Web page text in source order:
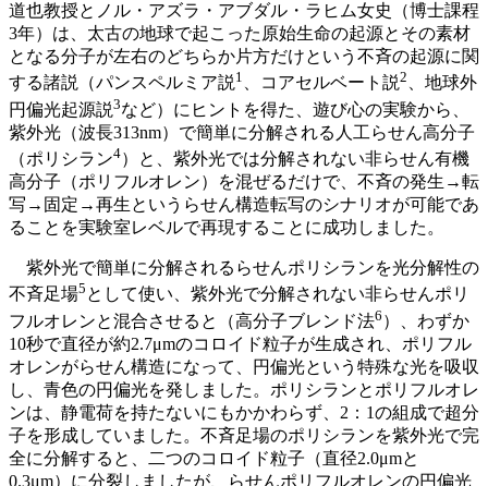
道也教授とノル・アズラ・アブダル・ラヒム女史（博士課程
3年）は、太古の地球で起こった原始生命の起源とその素材
となる分子が左右のどちらか片方だけという不斉の起源に関
する諸説（パンスペルミア説1 、コアセルベート説2 、地球外
円偏光起源説3など）にヒントを得た、遊び心の実験から、
紫外光（波長313nm）で簡単に分解される人工らせん高分子
（ポリシラン4）と、紫外光では分解されない非らせん有機
高分子（ポリフルオレン）を混ぜるだけで、不斉の発生→転
写→固定→再生というらせん構造転写のシナリオが可能であ
ることを実験室レベルで再現することに成功しました。
紫外光で簡単に分解されるらせんポリシランを光分解性の
不斉足場5 として使い、紫外光で分解されない非らせんポリ
フルオレンと混合させると（高分子ブレンド法6 ）、わずか
10秒で直径が約2.7μmのコロイド粒子が生成され、ポリフル
オレンがらせん構造になって、円偏光という特殊な光を吸収
し、青色の円偏光を発しました。ポリシランとポリフルオレ
ンは、静電荷を持たないにもかかわらず、2：1の組成で超分
子を形成していました。不斉足場のポリシランを紫外光で完
全に分解すると、二つのコロイド粒子（直径2.0μmと
0.3μm）に分裂しましたが、らせんポリフルオレンの円偏光